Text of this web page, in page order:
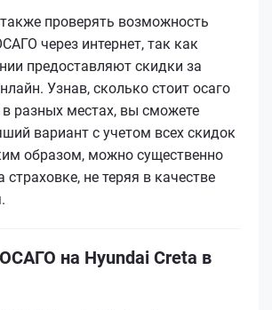
проверять возможность
через интернет, так как
предоставляют скидки за
Узнав, сколько стоит осаго
разных местах, вы сможете
вариант с учетом всех скидок
образом, можно существенно
не теряя в качестве
на Hyundai Creta в